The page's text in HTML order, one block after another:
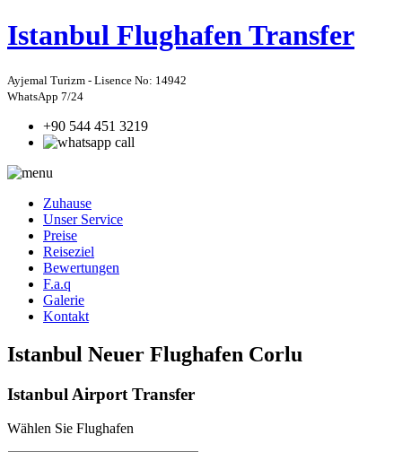
Istanbul Flughafen Transfer
Ayjemal Turizm - Lisence No: 14942
WhatsApp 7/24
+90 544 451 3219
Zuhause
Unser Service
Preise
Reiseziel
Bewertungen
F.a.q
Galerie
Kontakt
Istanbul Neuer Flughafen Corlu
Istanbul Airport Transfer
Wählen Sie Flughafen